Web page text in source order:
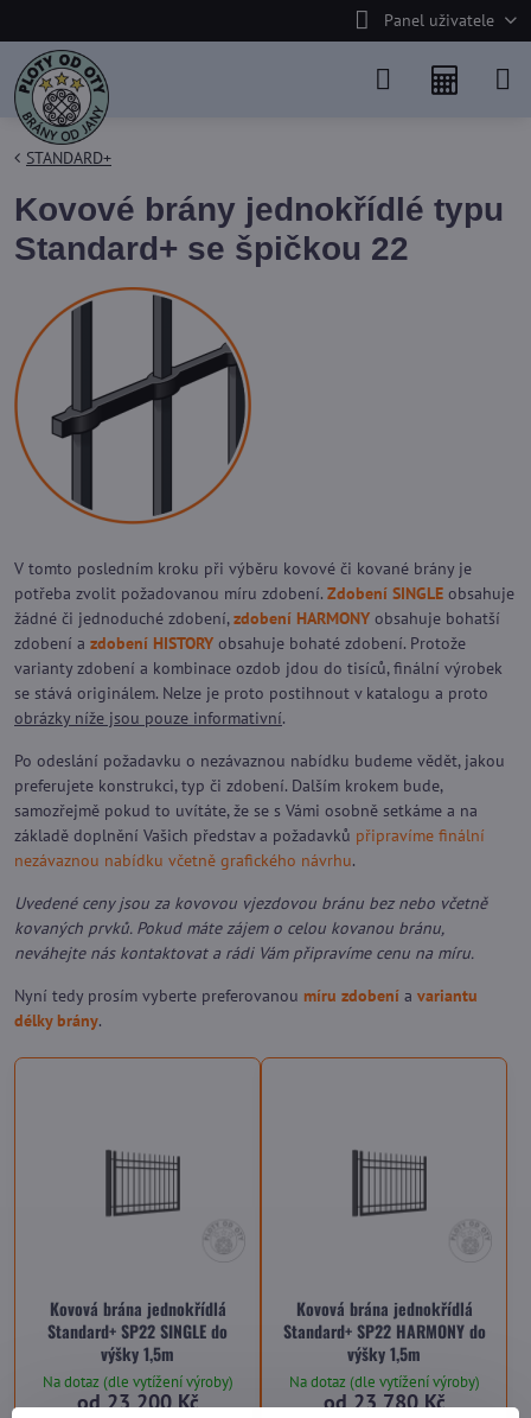
Panel uživatele
STANDARD+
Kovové brány jednokřídlé typu
Standard+ se špičkou 22
V tomto posledním kroku při výběru kovové či kované brány je
potřeba zvolit požadovanou míru zdobení. Zdobení SINGLE obsahuje
žádné či jednoduché zdobení,zdobení HARMONY obsahuje bohatší
zdobení a zdobení HISTORY obsahuje bohaté zdobení. Protože
varianty zdobení a kombinace ozdob jdou do tisíců, finální výrobek
se stává originálem. Nelze je proto postihnout v katalogu a proto
obrázky níže jsou pouze informativní.
Po odeslání požadavku o nezávaznou nabídku budeme vědět, jakou
preferujete konstrukci, typ či zdobení. Dalším krokem bude,
samozřejmě pokud to uvítáte, že se s Vámi osobně setkáme a na
základě doplnění Vašich představ a požadavků připravíme finální
nezávaznou nabídku včetně grafického návrhu.
Uvedené ceny jsou za kovovou vjezdovou bránu bez nebo včetně
kovaných prvků. Pokud máte zájem o celou kovanou bránu,
neváhejte nás kontaktovat a rádi Vám připravíme cenu na míru.
Nyní tedy prosím vyberte preferovanou míru zdobení a variantu
délky brány.
Kovová brána jednokřídlá
Standard+ SP22 SINGLE do
výšky 1,5m
Na dotaz (dle vytížení výroby)
od 23 200 Kč
Kovová brána jednokřídlá
Standard+ SP22 HARMONY do
výšky 1,5m
Na dotaz (dle vytížení výroby)
od 23 780 Kč